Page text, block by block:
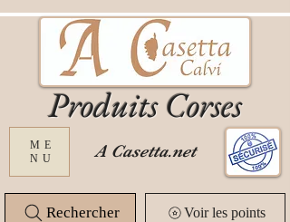
ME
NU
Produits Corses
Voir les points
A Casetta.net
Rechercher